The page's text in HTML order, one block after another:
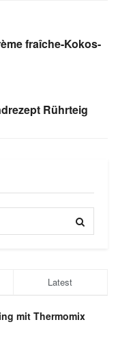
fraîche-Kokos-
Rührteig
Latest
mit Thermomix